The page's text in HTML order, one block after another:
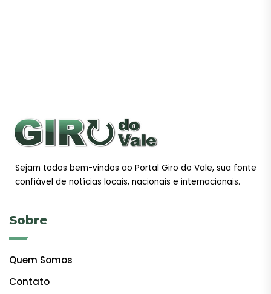
Sejam todos bem-vindos ao Portal Giro do Vale, sua fonte
confiável de notícias locais, nacionais e internacionais.
Sobre
Quem Somos
Contato